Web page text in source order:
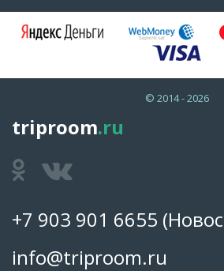
© 2014 - 2026
triproom.ru
+7 903 901 6655
info@triproom.ru